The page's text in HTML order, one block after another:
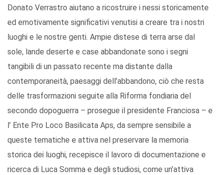
Donato Verrastro aiutano a ricostruire i nessi storicamente
ed emotivamente significativi venutisi a creare tra i nostri
luoghi e le nostre genti. Ampie distese di terra arse dal
sole, lande deserte e case abbandonate sono i segni
tangibili di un passato recente ma distante dalla
contemporaneità, paesaggi dell’abbandono, ciò che resta
delle trasformazioni seguite alla Riforma fondiaria del
secondo dopoguerra – prosegue il presidente Franciosa – e
l’ Ente Pro Loco Basilicata Aps, da sempre sensibile a
queste tematiche e attiva nel preservare la memoria
storica dei luoghi, recepisce il lavoro di documentazione e
ricerca di Luca Somma e degli studiosi, come un’attiva